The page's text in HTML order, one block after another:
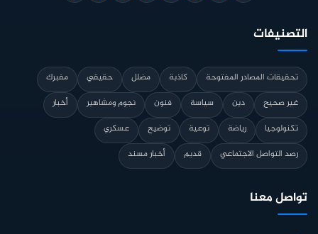
التصنيفات
تحقيقات المصادر المفتوحة كاذبة مضلل حقيقي
مفبرك
غير صحيح
دين سياسة فنون نجوم ومشاهير
أخبار
تكنولوجيا
رياضة توعية توضيح
عسكري
رصد التواصل الاجتماعي
قديم أخبار مسند
تواصل معنا